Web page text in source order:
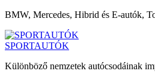
BMW, Mercedes, Hibrid és E-autók,
SPORTAUTÓK
Különböző nemzetek autócsodáinak